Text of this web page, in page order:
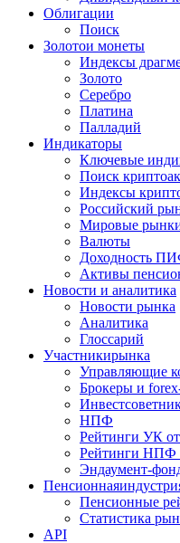
Облигации
Поиск
Золотои монеты
Индексы
Золото
Серебро
Платина
Палладий
Индикаторы
Ключевые
Поиск
Индексы
Российский
Мировые
Валюты
Доходность
Активы
Новости и аналитика
Новости рынка
Аналитика
Глоссарий
Участникирынка
Управляющие
Брокеры и
НПФ
Рейтинги УК
Рейтинги НПФ
Эндаумент-
Пенсионная
Пенсионные
Статистика
API